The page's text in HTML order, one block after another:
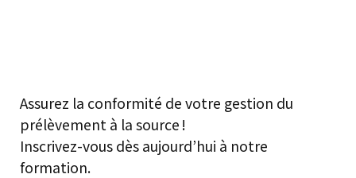
Assurez la conformité de votre gestion du
prélèvement à la source !
Inscrivez-vous dès aujourd’hui à notre
formation.